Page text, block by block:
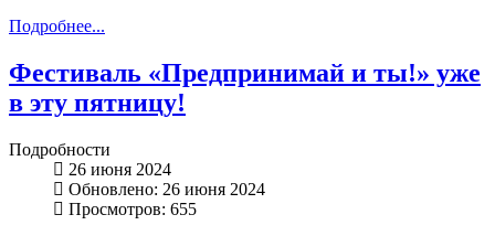
Подробнее...
Фестиваль «Предпринимай и ты!» уже
в эту пятницу!
Подробности
26 июня 2024
Обновлено: 26 июня 2024
Просмотров: 655